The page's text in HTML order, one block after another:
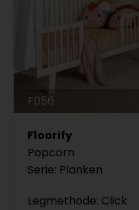
F056
Floorify
Popcorn
Serie: Planken
Legmethode: Click